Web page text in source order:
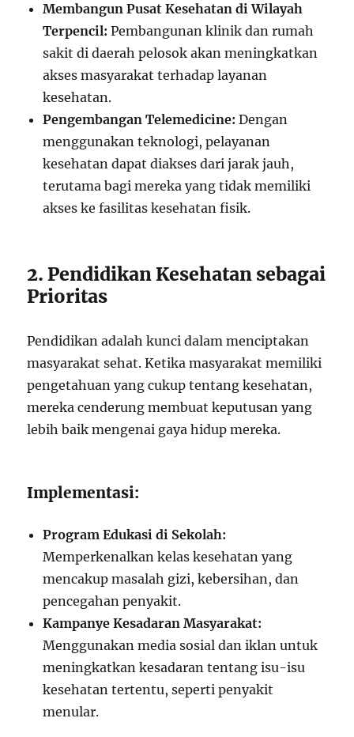
Membangun Pusat Kesehatan di Wilayah
Terpencil: Pembangunan klinik dan rumah
sakit di daerah pelosok akan meningkatkan
akses masyarakat terhadap layanan
kesehatan.
Pengembangan Telemedicine: Dengan
menggunakan teknologi, pelayanan
kesehatan dapat diakses dari jarak jauh,
terutama bagi mereka yang tidak memiliki
akses ke fasilitas kesehatan fisik.
2. Pendidikan Kesehatan sebagai
Prioritas
Pendidikan adalah kunci dalam menciptakan
masyarakat sehat. Ketika masyarakat memiliki
pengetahuan yang cukup tentang kesehatan,
mereka cenderung membuat keputusan yang
lebih baik mengenai gaya hidup mereka.
Implementasi:
Program Edukasi di Sekolah:
Memperkenalkan kelas kesehatan yang
mencakup masalah gizi, kebersihan, dan
pencegahan penyakit.
Kampanye Kesadaran Masyarakat:
Menggunakan media sosial dan iklan untuk
meningkatkan kesadaran tentang isu-isu
kesehatan tertentu, seperti penyakit
menular.